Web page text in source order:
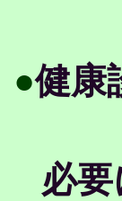
●健康
必